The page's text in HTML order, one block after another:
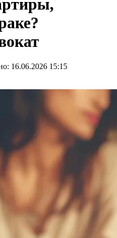
16.06.2026 15:15